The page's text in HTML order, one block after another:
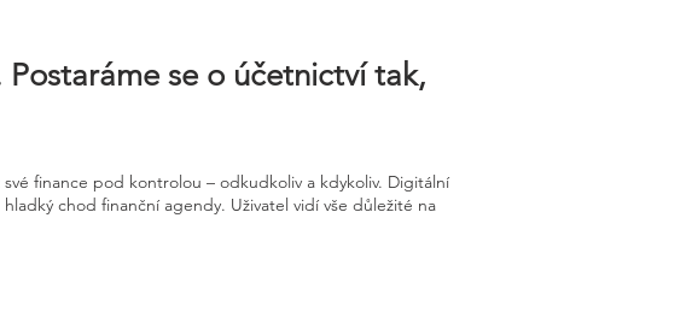
se o účetnictví tak,
finance pod kontrolou – odkudkoliv a kdykoliv. Digitální
chod finanční agendy. Uživatel vidí vše důležité na